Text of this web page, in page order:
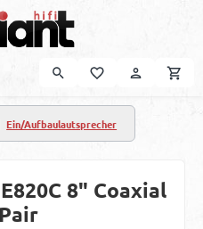
Ein/Aufbaulautsprecher
8" Coaxial